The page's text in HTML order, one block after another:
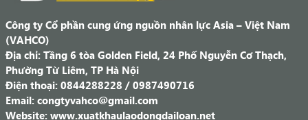
Công ty Cổ phần cung ứng nguồn nhân lực Asia – Việt Nam
(VAHCO)
Địa chỉ: Tầng 6 tòa Golden Field, 24 Phố Nguyễn Cơ Thạch,
Phường Từ Liêm, TP Hà Nội
Điện thoại: 0844288228 / 0987490716
Email: congtyvahco@gmail.com
Website: www.xuatkhaulaodongdailoan.net